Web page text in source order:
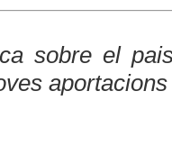
sobre el